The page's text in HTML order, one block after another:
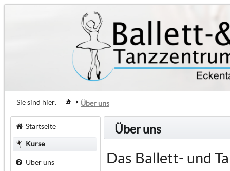
Sie sind hier: Über uns
Startseite
Kurse
Über uns
Über uns
Das Ballett- und